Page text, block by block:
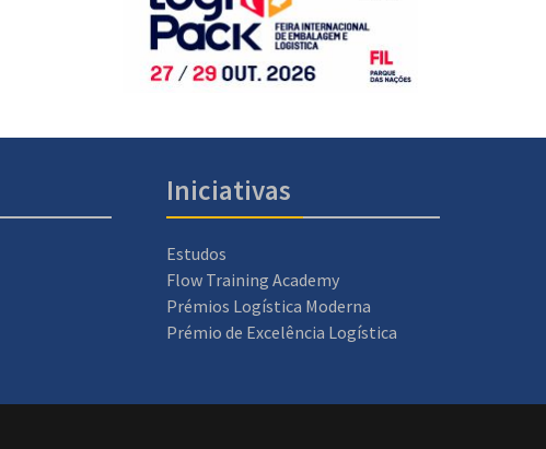
Iniciativas
Estudos
Flow Training Academy
Prémios Logística Moderna
Prémio de Excelência Logística